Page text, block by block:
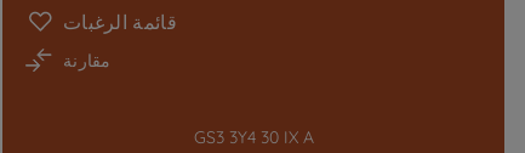
قائمة الرغبات
مقارنة
GS3 3Y4 30 IX A